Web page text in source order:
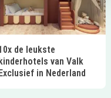
de leukste
kinderhotels van Valk
Exclusief in Nederland